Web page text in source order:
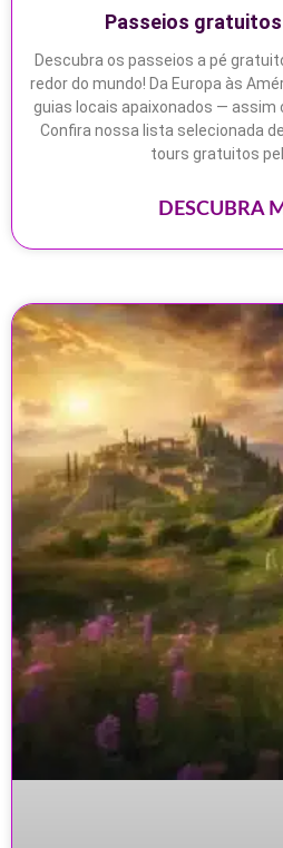
Passeios
Descubra os passeios a pé
redor do mundo! Da Europa às
guias locais apaixonados — assim
Confira nossa lista selecionada
tours gratuitos
DESCUBRA